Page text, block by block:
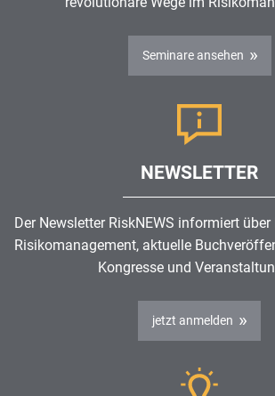
Seminare ansehen
NEWSLETTER
Der Newsletter RiskNEWS informiert
Risikomanagement, aktuelle
Kongresse und
jetzt anmelden